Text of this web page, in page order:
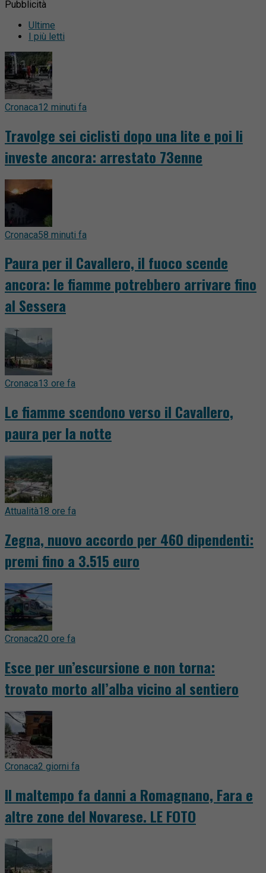
Pubblicità
Ultime
I più letti
Cronaca12 minuti fa
Travolge sei ciclisti dopo una lite e poi li
investe ancora: arrestato 73enne
Cronaca58 minuti fa
Paura per il Cavallero, il fuoco scende
ancora: le fiamme potrebbero arrivare fino
al Sessera
Cronaca13 ore fa
Le fiamme scendono verso il Cavallero,
paura per la notte
Attualità18 ore fa
Zegna, nuovo accordo per 460 dipendenti:
premi fino a 3.515 euro
Cronaca20 ore fa
Esce per un’escursione e non torna:
trovato morto all’alba vicino al sentiero
Cronaca2 giorni fa
Il maltempo fa danni a Romagnano, Fara e
altre zone del Novarese. LE FOTO